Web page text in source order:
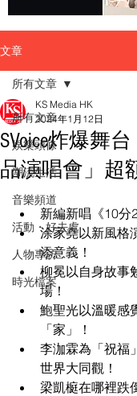
文章
所有文章
娛樂頭條
潮流生活
音樂頻道
活動・好去處
人物專訪
時光檔案
所有文章
SVoice炸爆舞
品演唱會」超
KS Media HK
2024年1月12日
新編新唱《10分
涂家堯以新風格
添意義！
柳冕以自身故事
場！
鮑聖光以溫暖感
「家」！
李泇霖為「祝福
世界大同觀！
梁凱榳在哪裡跌